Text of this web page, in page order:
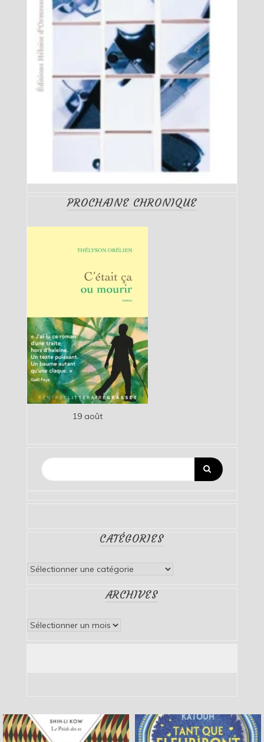
PROCHAINE CHRONIQUE
19 août
CATÉGORIES
Catégories
ARCHIVES
Archives